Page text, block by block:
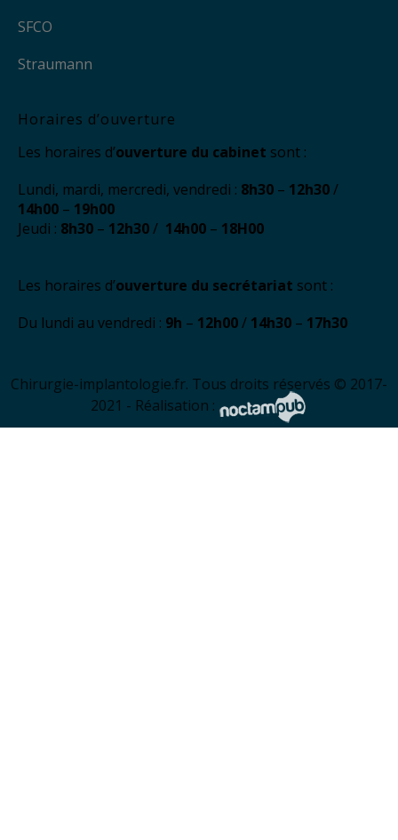
SFCO
Straumann
Horaires d’ouverture
Les horaires d’ouverture du cabinet sont :
Lundi, mardi, mercredi, vendredi : 8h30 – 12h30/
14h00 – 19h00
Jeudi : 8h30 – 12h30/ 14h00 – 18H00
Les horaires d’ouverture du secrétariat sont :
Du lundi au vendredi : 9h – 12h00/ 14h30 – 17h30
Chirurgie-implantologie.fr. Tous droits réservés © 2017-
2021 - Réalisation :